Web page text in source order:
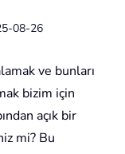
08-26
ve bunları
bizim için
açık bir
mi? Bu